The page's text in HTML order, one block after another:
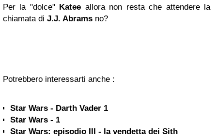
Per la "dolce" Katee allora non resta che attendere la
chiamata di J.J. Abrams no?
Potrebbero interessarti anche :
Star Wars - Darth Vader 1
Star Wars - 1
Star Wars: episodio III - la vendetta dei Sith